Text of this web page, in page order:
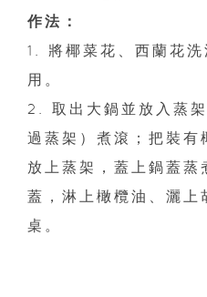
作法：
1. 將椰菜花、西蘭花
用。
2. 取出大鍋並放入蒸
過蒸架）煮滾；把裝有
放上蒸架，蓋上鍋蓋
蓋，淋上橄欖油、灑上
桌。